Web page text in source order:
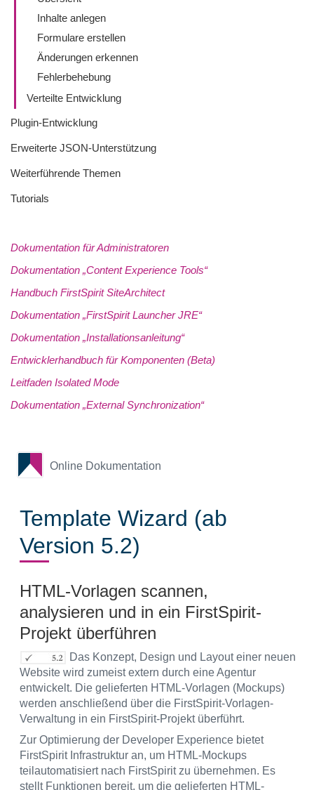
Inhalte anlegen
Formulare erstellen
Änderungen erkennen
Fehlerbehebung
Verteilte Entwicklung
Plugin-Entwicklung
Erweiterte JSON-Unterstützung
Weiterführende Themen
Tutorials
Dokumentation für Administratoren
Dokumentation „Content Experience Tools“
Handbuch FirstSpirit SiteArchitect
Dokumentation „FirstSpirit Launcher JRE“
Dokumentation „Installationsanleitung“
Entwicklerhandbuch für Komponenten (Beta)
Leitfaden Isolated Mode
Dokumentation „External Synchronization“
Online Dokumentation
Template Wizard (ab
Version 5.2)
HTML-Vorlagen scannen,
analysieren und in ein FirstSpirit-
Projekt überführen
Das Konzept, Design und Layout einer neuen
Website wird zumeist extern durch eine Agentur
entwickelt. Die gelieferten HTML-Vorlagen (Mockups)
werden anschließend über die FirstSpirit-Vorlagen-
Verwaltung in ein FirstSpirit-Projekt überführt.
Zur Optimierung der Developer Experience bietet
FirstSpirit Infrastruktur an, um HTML-Mockups
teilautomatisiert nach FirstSpirit zu übernehmen. Es
stellt Funktionen bereit, um die gelieferten HTML-